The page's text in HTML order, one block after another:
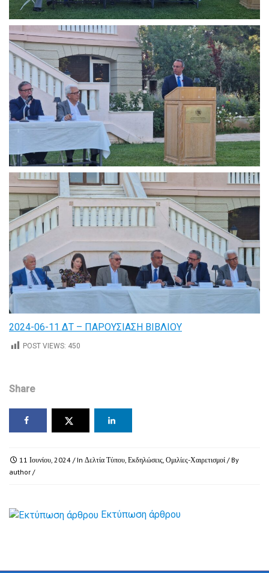
2024-06-11 ΔΤ – ΠΑΡΟΥΣΙΑΣΗ ΒΙΒΛΙΟΥ
POST VIEWS: 450
Share
11 Ιουνίου, 2024 / In Δελτία Τύπου Εκδηλώσεις Ομιλίες-Χαιρετισμοί / By
author /
Εκτύπωση άρθρου